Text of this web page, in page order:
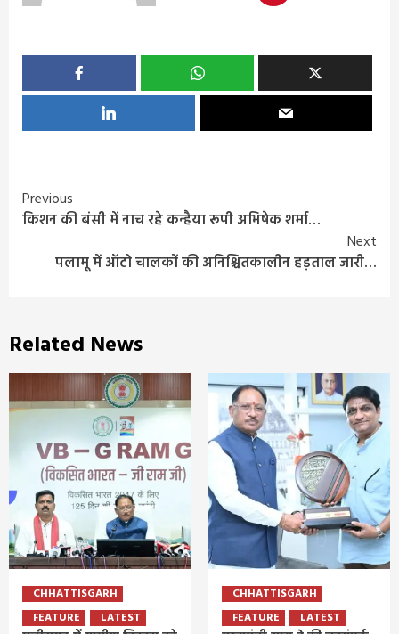
Continue
Previous
किशन की बंसी में नाच रहे कन्हैया रूपी अभिषेक शर्मा…
Next
पलामू में ऑटो चालकों की अनिश्चितकालीन हड़ताल जारी…
Related News
CHHATTISGARH
FEATURE
LATEST
CHHATTISGARH
FEATURE
LATEST